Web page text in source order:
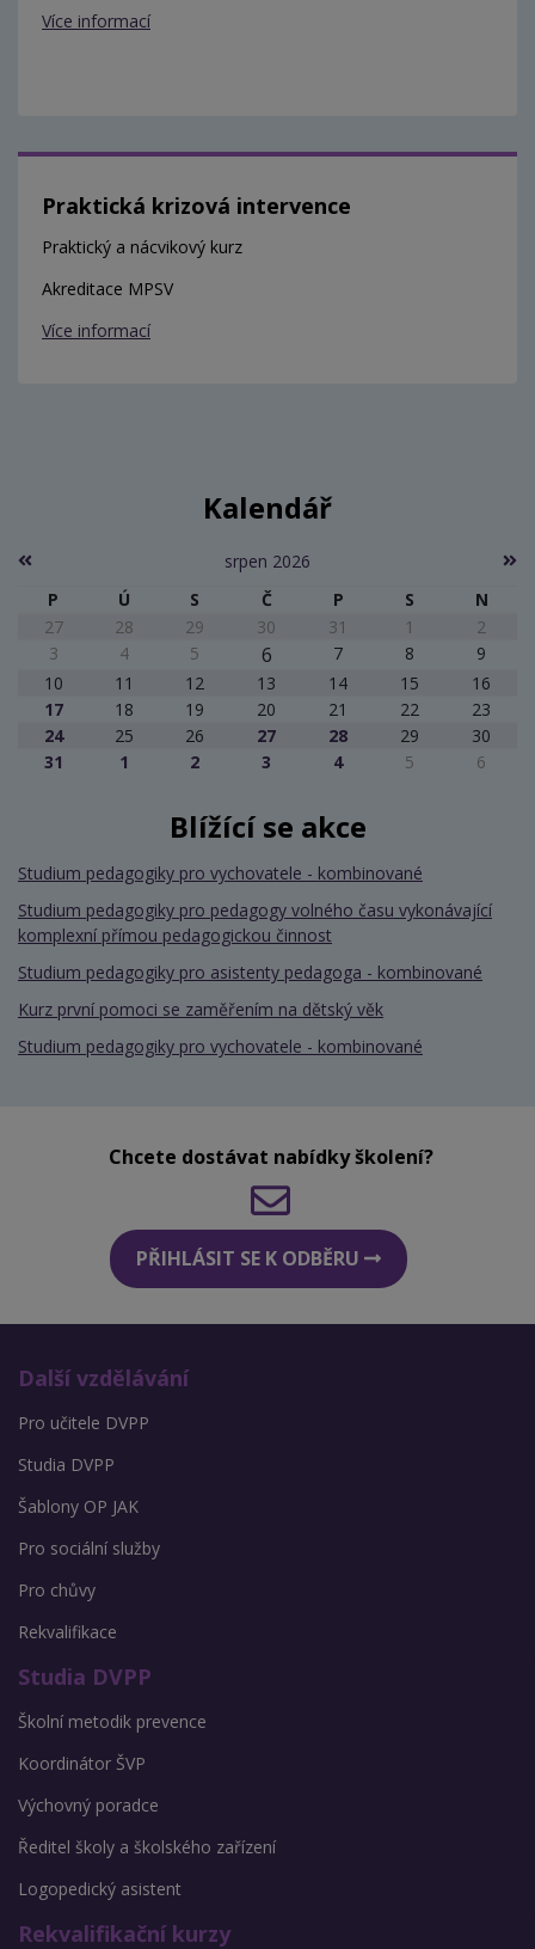
Více informací
Praktická krizová intervence
Praktický a nácvikový kurz
Akreditace MPSV
Více informací
Kalendář
srpen 2026
P
Ú S Č P S
N
27
28 29 30 31 1
2
3
4 5 6 7 8
9
10
11 12 13 14 15
16
17
18 19 20 21 22
23
24
25 26 27 28 29
30
31
1 2 3 4 5 6
Blížící se akce
Studium pedagogiky pro vychovatele - kombinované
Studium pedagogiky pro pedagogy volného času vykonávající
komplexní přímou pedagogickou činnost
Studium pedagogiky pro asistenty pedagoga - kombinované
Kurz první pomoci se zaměřením na dětský věk
Studium pedagogiky pro vychovatele - kombinované
Chcete dostávat nabídky školení?
PŘIHLÁSIT SE K ODBĚRU
Další vzdělávání
Pro učitele DVPP
Studia DVPP
Šablony OP JAK
Pro sociální služby
Pro chůvy
Rekvalifikace
Studia DVPP
Školní metodik prevence
Koordinátor ŠVP
Výchovný poradce
Ředitel školy a školského zařízení
Logopedický asistent
Rekvalifikační kurzy